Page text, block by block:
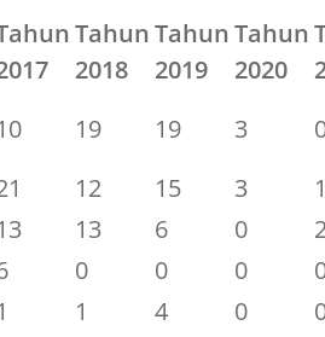
Tahun
2018
Tahun
2019
Tahun
2020
19 19 3
12 15 3
13 6 0
0 0 0
1 4 0